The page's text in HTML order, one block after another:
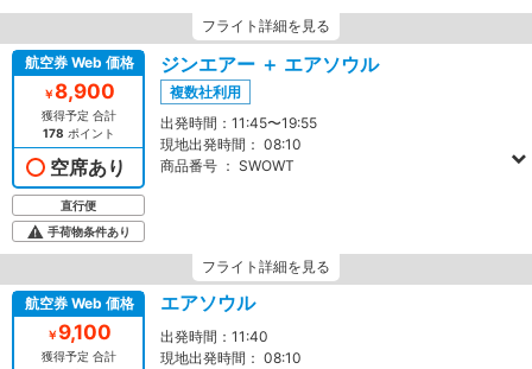
フライト詳細を見る
航空券 Web 価格
￥8,900
獲得予定 合計
178 ポイント
空席あり
直行便
手荷物条件あり
ジンエアー ＋ エアソウル
複数社利用
出発時間： 11:45〜19:55
現地出発時間： 08:10
商品番号 ： SWOWT
フライト詳細を見る
航空券 Web 価格
￥9,100
獲得予定 合計
エアソウル
出発時間： 11:40
現地出発時間： 08:10